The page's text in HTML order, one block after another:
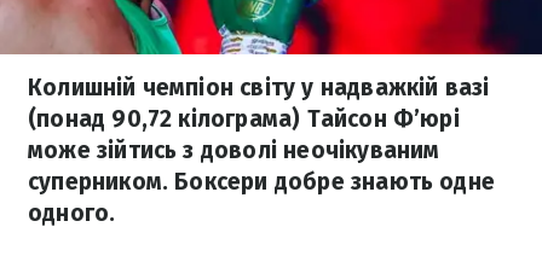
Колишній чемпіон світу у надважкій вазі
(понад 90,72 кілограма) Тайсон Ф’юрі
може зійтись з доволі неочікуваним
суперником. Боксери добре знають одне
одного.